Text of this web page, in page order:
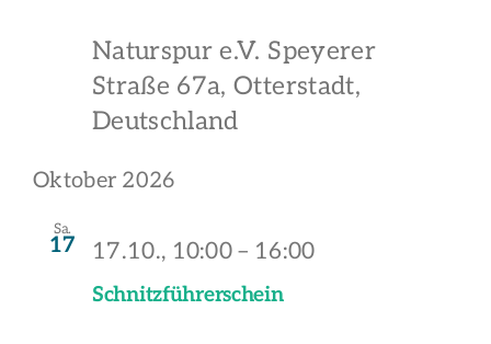
Naturspur e.V. Speyerer
Straße 67a, Otterstadt,
Deutschland
Oktober 2026
Sa.
17
Schnitzführerschein
17.10., 10:00 – 16:00